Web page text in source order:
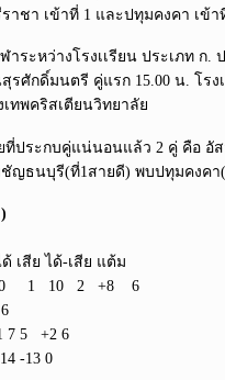
าชา เข้าที่ 1 และปทุมคงคา เ
ระหว่างโรงเเรียน ประเภท ก.
รศักดิ์มนตรี คู่แรก 15.00 น. โร
ทพคริสเตียนวิทยาลัย
ประกบคู่แน่นอนแล้ว 2 คู่ คือ อั
ญธนบุรี(ที่1สายดี) พบปทุมคงคา
เสีย ได้-เสีย แต้ม
0 1 10 2 +8 6
7 5 +2 6
-13 0